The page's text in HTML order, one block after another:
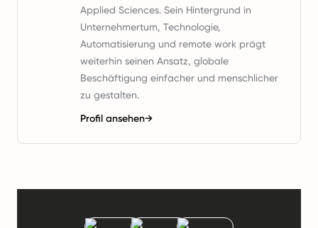
Applied Sciences. Sein Hintergrund in
Unternehmertum, Technologie,
Automatisierung und remote work prägt
weiterhin seinen Ansatz, globale
Beschäftigung einfacher und menschlicher
zu gestalten.
Profil ansehen→